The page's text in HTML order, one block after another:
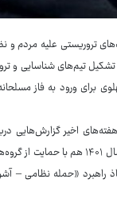
تروریستی علیه مردم و
تیم‌های شناسایی و
برای ورود به فاز
اخیر گزارش‌هایی
پشتیبانی و سرمایه‌گذاری اسرائیل روی رضا پهلوی حتی در رسانه‌های صهیونیستی نیز منتشر شد. رژیم صهیونیستی در سال ۱۴۰۱ هم
راهبرد «حمله نظامی –